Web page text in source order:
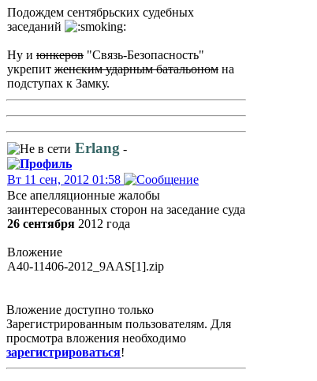
Подождем сентябрьских судебных
заседаний
Ну и юнкеров "Связь-Безопасность"
укрепит женским ударным батальоном на
подступах к Замку.
Erlang -
Вт 11 сен, 2012 01:58
Все апелляционные жалобы
заинтересованных сторон на заседание суда
26 сентября 2012 года
Вложение
A40-11406-2012_9AAS[1].zip
Вложение доступно только
Зарегистрированным пользователям. Для
просмотра вложения необходимо
зарегистрироваться!